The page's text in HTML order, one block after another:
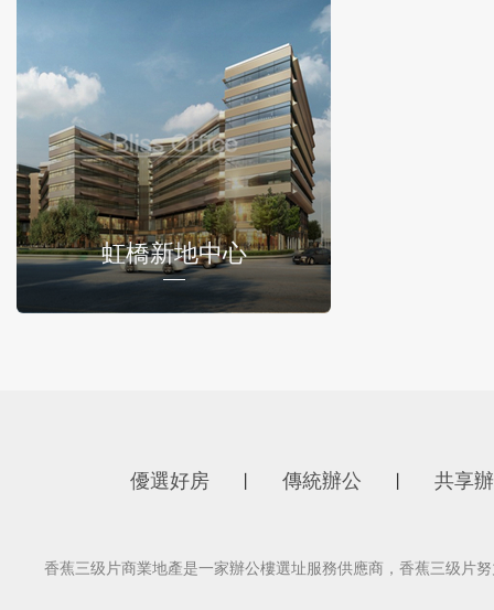
虹橋新地中心
優選好房 傳統辦公 共享
香蕉三级片商業地產是一家辦公樓選址服務供應商，香蕉三级片